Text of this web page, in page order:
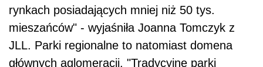
rynkach posiadających mniej niż 50 tys.
mieszańców" - wyjaśniła Joanna Tomczyk z
JLL. Parki regionalne to natomiast domena
głównych aglomeracji. "Tradycyjne parki